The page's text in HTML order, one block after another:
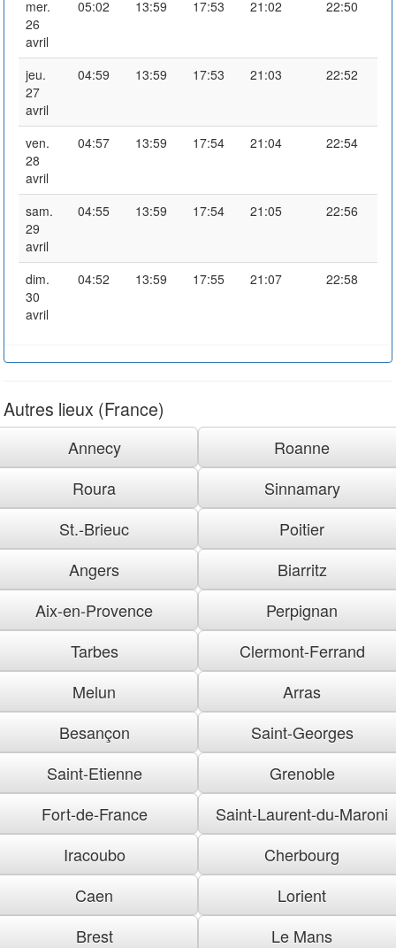
mer.
26
avril
05:02 13:59 17:53 21:02 22:50
jeu.
27
avril
04:59 13:59 17:53 21:03 22:52
ven.
28
avril
04:57 13:59 17:54 21:04 22:54
sam.
29
avril
04:55 13:59 17:54 21:05 22:56
dim.
30
avril
04:52 13:59 17:55 21:07 22:58
Autres lieux (France)
Annecy
Roanne
Roura
Sinnamary
St.-Brieuc
Poitier
Angers
Biarritz
Aix-en-Provence
Perpignan
Tarbes
Clermont-Ferrand
Melun
Arras
Besançon
Saint-Georges
Saint-Etienne
Grenoble
Fort-de-France
Saint-Laurent-du-Maroni
Iracoubo
Cherbourg
Caen
Lorient
Brest
Le Mans